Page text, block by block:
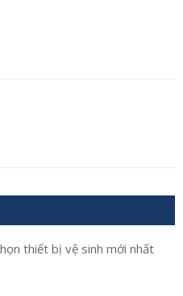
thiết bị vệ sinh mới nhất